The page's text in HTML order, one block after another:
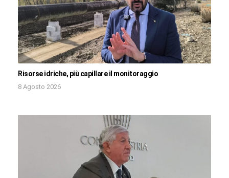
Risorse idriche, più capillare il monitoraggio
8 Agosto 2026